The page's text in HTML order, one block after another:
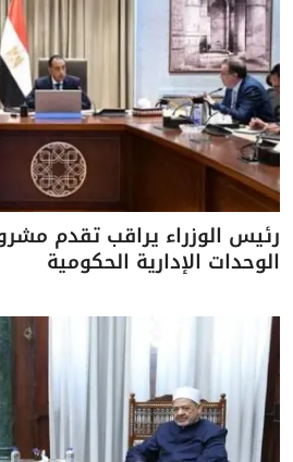
رئيس الوزراء يراقب تقدم
الوحدات الإدارية الحكومية